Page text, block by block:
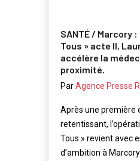
SANTÉ / Marcory
Tous » acte II,
accélère la
proximité.
ParAgence Presse
Après une première
retentissant,
Tous » revient avec
d’ambition à